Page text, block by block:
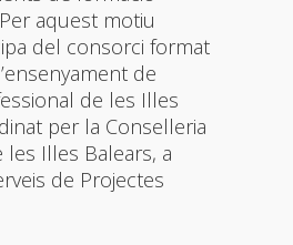
aquest motiu
del consorci format
de
de les Illes
per la Conselleria
les Illes Balears, a
de Projectes